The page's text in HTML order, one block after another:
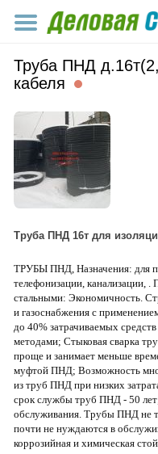
Труба ПНД
кабеля
Труба ПНД 16т для
ТРУБЫ ПНД, Назначения: для
телефонизации, канализации,
стальными: Экономичность.
и газоснабжения с
до 40% затрачиваемых
методами; Стыковая сварка
проще и занимает меньше
муфтой ПНД; Возможность
из труб ПНД при низких
срок службы труб ПНД - 50
обслуживания. Трубы ПНД не
почти не нуждаются в
коррозийная и химическая